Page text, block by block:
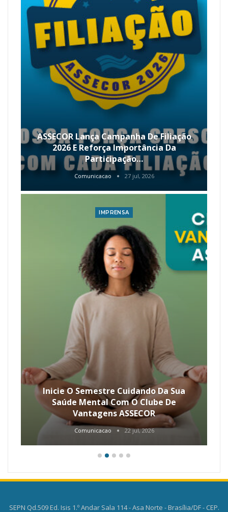
ASSECOR Lança Campanha De Filiação
2026 E Reforça Importância Da
Participação…
Comunicacao 27 jul, 2026
IMPRENSA
Inicie O Semestre Cuidando Da Sua
Saúde Mental Com O Clube De
Vantagens ASSECOR
Comunicacao 22 jul, 2026
SEPN Qd.509 Ed. Isis 1.º Andar Sala 114 - Asa Norte - Brasília/DF - CEP.